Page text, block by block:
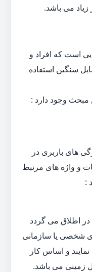
می باشد.
است که افراد و
سنگین استفاده
مبحث وجود دارد :
های باربری در
و واژه های مرتبط
:
در اطلاق می گردد
شخصی یا سازمانی
و اساس کار
زمینی می باشد.